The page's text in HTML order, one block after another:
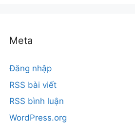
Meta
Đăng nhập
RSS bài viết
RSS bình luận
WordPress.org